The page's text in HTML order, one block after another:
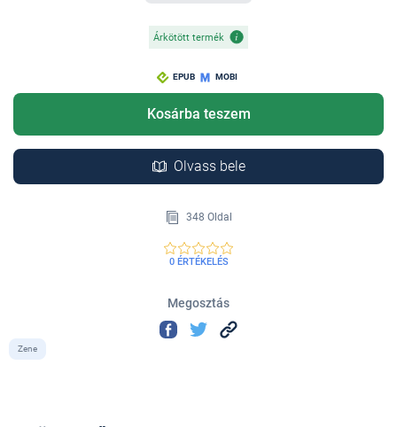
Árkötött termék
EPUB MOBI
Kosárba teszem
Olvass bele
348 Oldal
0 ÉRTÉKELÉS
Megosztás
Zene